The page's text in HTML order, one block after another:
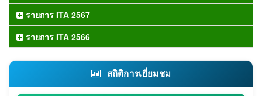
รายการ ITA 2567
รายการ ITA 2566
สถิติการเยี่ยมชม